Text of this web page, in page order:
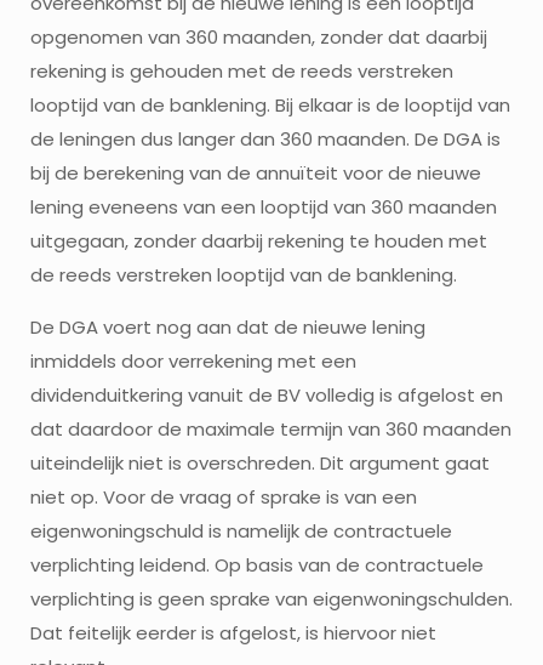
opgenomen van 360 maanden, zonder dat daarbij
rekening is gehouden met de reeds verstreken
looptijd van de banklening. Bij elkaar is de looptijd van
de leningen dus langer dan 360 maanden. De DGA is
bij de berekening van de annuïteit voor de nieuwe
lening eveneens van een looptijd van 360 maanden
uitgegaan, zonder daarbij rekening te houden met
de reeds verstreken looptijd van de banklening.
De DGA voert nog aan dat de nieuwe lening
inmiddels door verrekening met een
dividenduitkering vanuit de BV volledig is afgelost en
dat daardoor de maximale termijn van 360 maanden
uiteindelijk niet is overschreden. Dit argument gaat
niet op. Voor de vraag of sprake is van een
eigenwoningschuld is namelijk de contractuele
verplichting leidend. Op basis van de contractuele
verplichting is geen sprake van eigenwoningschulden.
Dat feitelijk eerder is afgelost, is hiervoor niet